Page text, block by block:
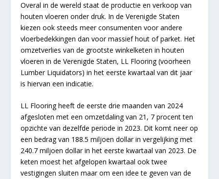
Overal in de wereld staat de productie en verkoop van
houten vloeren onder druk. In de Verenigde Staten
kiezen ook steeds meer consumenten voor andere
vloerbedekkingen dan voor massief hout of parket. Het
omzetverlies van de grootste winkelketen in houten
vloeren in de Verenigde Staten, LL Flooring (voorheen
Lumber Liquidators) in het eerste kwartaal van dit jaar
is hiervan een indicatie.
LL Flooring heeft de eerste drie maanden van 2024
afgesloten met een omzetdaling van 21, 7 procent ten
opzichte van dezelfde periode in 2023. Dit komt neer op
een bedrag van 188.5 miljoen dollar in vergelijking met
240.7 miljoen dollar in het eerste kwartaal van 2023. De
keten moest het afgelopen kwartaal ook twee
vestigingen sluiten maar om een idee te geven van de